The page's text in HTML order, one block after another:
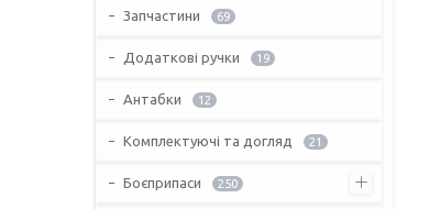
Запчастини 69
Додаткові ручки 19
Антабки 12
Комплектуючі та догляд 21
Боєприпаси 250